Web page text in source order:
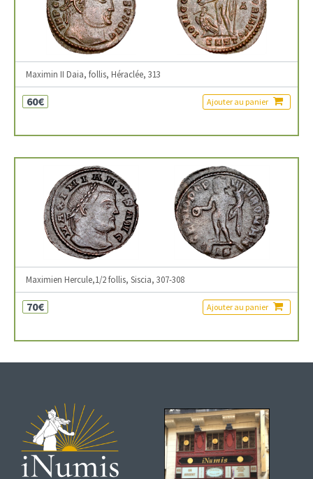
Maximin II Daia, follis, Héraclée, 313
60€ Ajouter au panier
Maximien Hercule,1/2 follis, Siscia, 307-308
70€ Ajouter au panier